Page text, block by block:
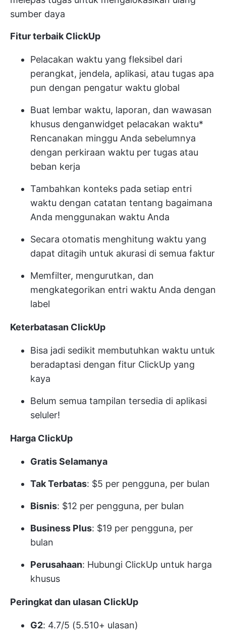
sumber daya
Fitur terbaik ClickUp
Pelacakan waktu yang fleksibel dari
perangkat, jendela, aplikasi, atau tugas apa
pun dengan pengatur waktu global
Buat lembar waktu, laporan, dan wawasan
khusus denganwidget pelacakan waktu*
Rencanakan minggu Anda sebelumnya
dengan perkiraan waktu per tugas atau
beban kerja
Tambahkan konteks pada setiap entri
waktu dengan catatan tentang bagaimana
Anda menggunakan waktu Anda
Secara otomatis menghitung waktu yang
dapat ditagih untuk akurasi di semua faktur
Memfilter, mengurutkan, dan
mengkategorikan entri waktu Anda dengan
label
Keterbatasan ClickUp
Bisa jadi sedikit membutuhkan waktu untuk
beradaptasi dengan fitur ClickUp yang
kaya
Belum semua tampilan tersedia di aplikasi
seluler!
Harga ClickUp
Gratis Selamanya
Tak Terbatas: $5 per pengguna, per bulan
Bisnis: $12 per pengguna, per bulan
Business Plus: $19 per pengguna, per
bulan
Perusahaan: Hubungi ClickUp untuk harga
khusus
Peringkat dan ulasan ClickUp
G2: 4.7/5 (5.510+ ulasan)